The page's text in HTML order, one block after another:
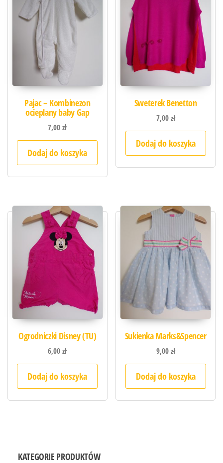
Pajac – Kombinezon
ocieplany baby Gap
7,00zł
Dodaj do koszyka
Sweterek Benetton
7,00zł
Dodaj do koszyka
Ogrodniczki Disney (TU)
6,00zł
Dodaj do koszyka
Sukienka Marks&Spencer
9,00zł
Dodaj do koszyka
KATEGORIE PRODUKTÓW